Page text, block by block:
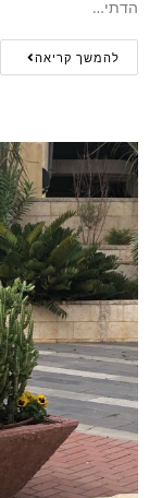
הדתי…
להמשך קריאה